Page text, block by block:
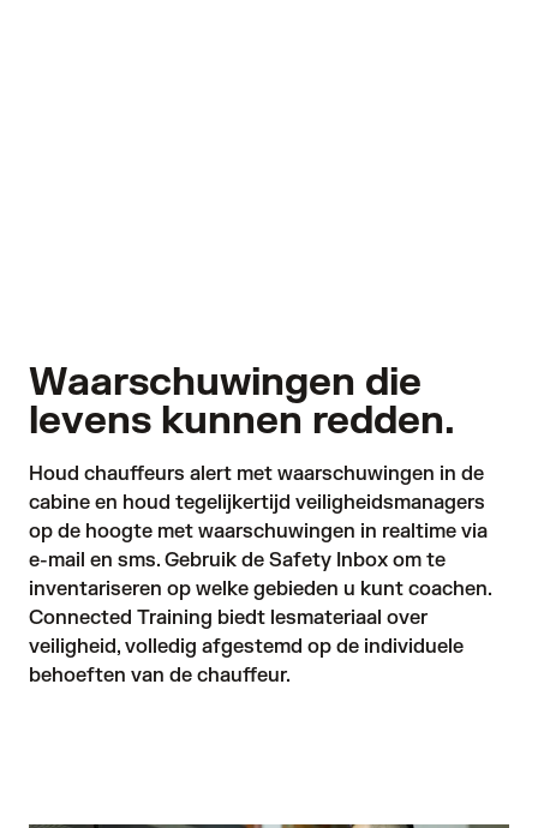
Waarschuwingen die
levens kunnen redden.
Houd chauffeurs alert met waarschuwingen in de
cabine en houd tegelijkertijd veiligheidsmanagers
op de hoogte met waarschuwingen in realtime via
e-mail en sms. Gebruik de Safety Inbox om te
Connected Training biedt lesmateriaal over
veiligheid, volledig afgestemd op de individuele
behoeften van de chauffeur.